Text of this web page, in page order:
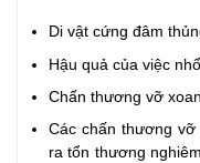
Di vật cứng đâm
Hậu quả của việc
Chấn thương vỡ
Các chấn thương
ra tổn thương